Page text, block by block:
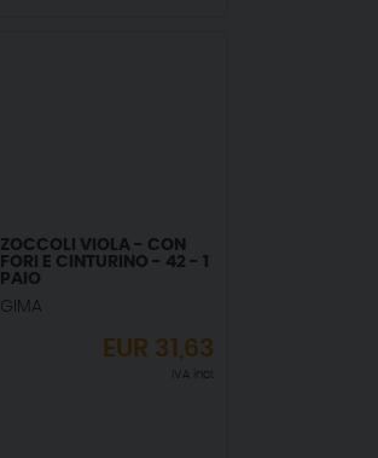
ZOCCOLI VIOLA - CON
FORI E CINTURINO - 42 - 1
PAIO
GIMA
EUR 31,63
IVA incl.